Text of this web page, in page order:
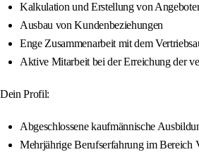
Kalkulation und Erstellung von
Ausbau von Kundenbeziehungen
Enge Zusammenarbeit mit dem
Aktive Mitarbeit bei der Erreichung der
Dein Profil:
Abgeschlossene kaufmännische
Mehrjährige Berufserfahrung im Bereich